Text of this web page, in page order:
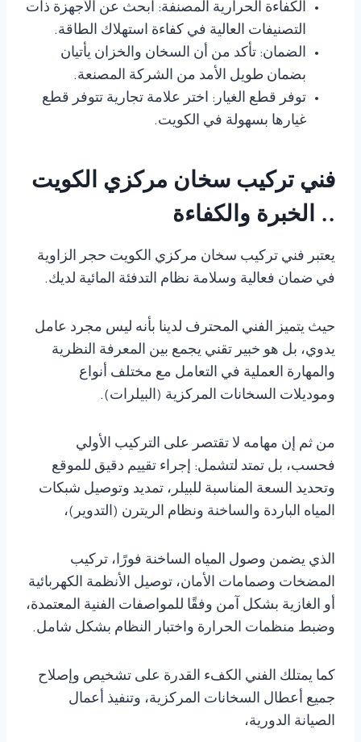
الكفاءة الحرارية المصنفة: ابحث عن الأجهزة ذات
التصنيفات العالية في كفاءة استهلاك الطاقة.
الضمان: تأكد من أن السخان والخزان يأتيان
بضمان طويل الأمد من الشركة المصنعة.
توفر قطع الغيار: اختر علامة تجارية تتوفر قطع
غيارها بسهولة في الكويت.
فني تركيب سخان مركزي الكويت
.. الخبرة والكفاءة
يعتبر فني تركيب سخان مركزي الكويت حجر الزاوية
في ضمان فعالية وسلامة نظام التدفئة المائية لديك.
حيث يتميز الفني المحترف لدينا بأنه ليس مجرد عامل
يدوي، بل هو خبير تقني يجمع بين المعرفة النظرية
والمهارة العملية في التعامل مع مختلف أنواع
وموديلات السخانات المركزية (البيلرات).
من ثم إن مهامه لا تقتصر على التركيب الأولي
فحسب، بل تمتد لتشمل: إجراء تقييم دقيق للموقع
وتحديد السعة المناسبة للبيلر، تمديد وتوصيل شبكات
المياه الباردة والساخنة ونظام الريترن (التدوير)،
الذي يضمن وصول المياه الساخنة فورًا، تركيب
المضخات وصمامات الأمان، توصيل الأنظمة الكهربائية
أو الغازية بشكل آمن وفقًا للمواصفات الفنية المعتمدة،
وضبط منظمات الحرارة واختبار النظام بشكل شامل.
كما يمتلك الفني الكفء القدرة على تشخيص وإصلاح
جميع أعطال السخانات المركزية، وتنفيذ أعمال
الصيانة الدورية،